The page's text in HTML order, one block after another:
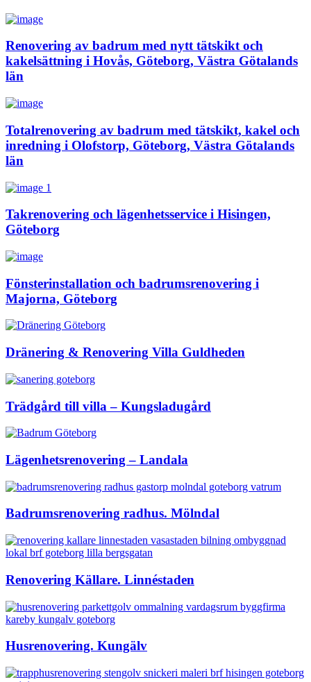
Renovering av badrum med nytt tätskikt och
kakelsättning i Hovås, Göteborg, Västra Götalands
län
Totalrenovering av badrum med tätskikt, kakel och
inredning i Olofstorp, Göteborg, Västra Götalands
län
Takrenovering och lägenhetsservice i Hisingen,
Göteborg
Fönsterinstallation och badrumsrenovering i
Majorna, Göteborg
Dränering & Renovering Villa Guldheden
Trädgård till villa – Kungsladugård
Lägenhetsrenovering – Landala
Badrumsrenovering radhus. Mölndal
Renovering Källare. Linnéstaden
Husrenovering. Kungälv